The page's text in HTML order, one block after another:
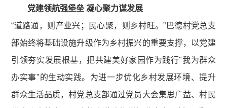
党建领航强堡垒 凝心聚力谋发展
“道路通，则产业兴；民心聚，则乡村旺。”巴德村党总支
部始终将基础设施升级作为乡村振兴的重要支撑，以党建
引领夯实发展根基，把共建美好家园作为践行"我为群众
办实事"的生动实践。为进一步优化乡村发展环境、提升
群众生活品质，村党总支部通过党员大会集思广益、村民